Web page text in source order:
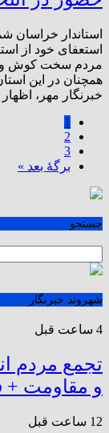
استاندار
استعفای خود از
مردم سخت کوش و
همچنان در این
خبرنگار مهر،
1
2
3
برگهٔ بعد »
جستجو
شهروند خبرنگار
4 ساعت قبل
تجمع مردم
و مقاومت +
12 ساعت قبل